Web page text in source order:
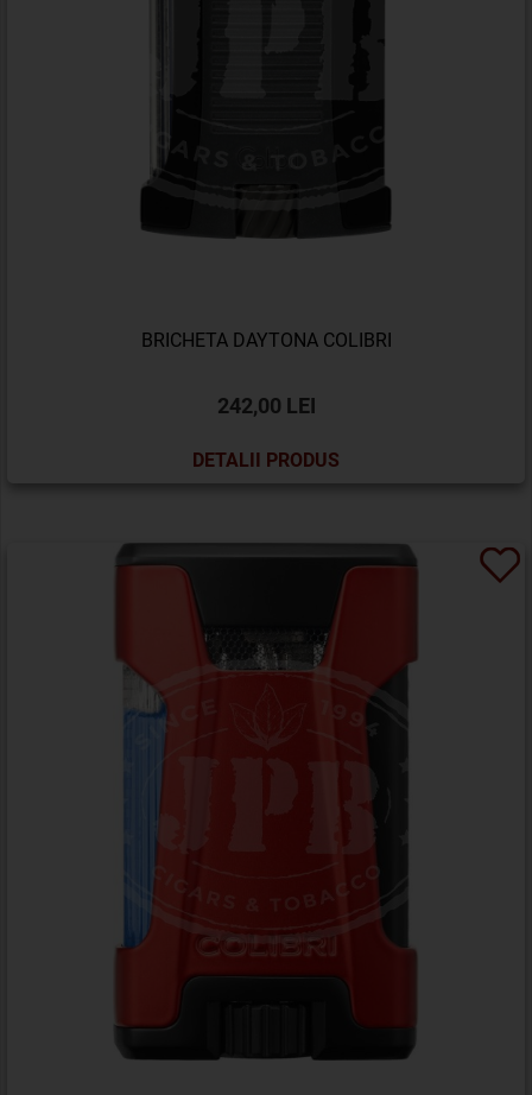
BRICHETA DAYTONA COLIBRI
242,00 LEI
DETALII PRODUS